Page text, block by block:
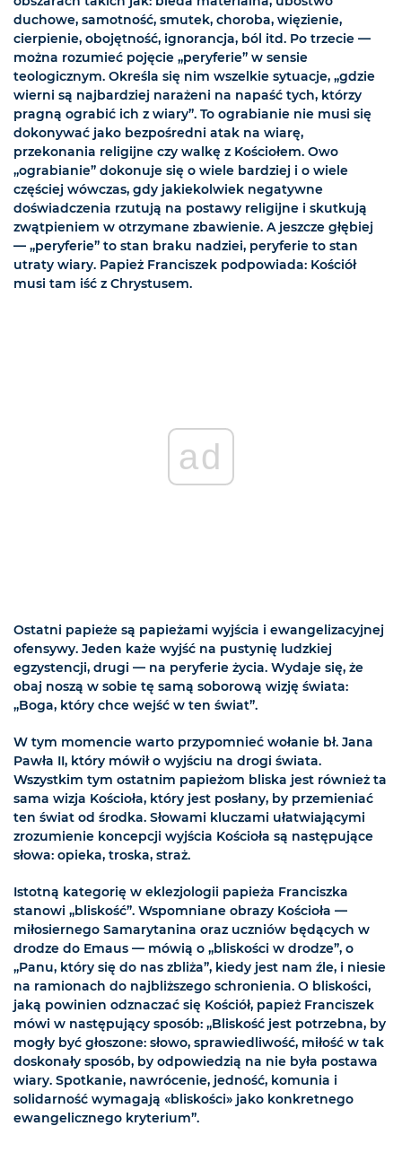
duchowe, samotność, smutek, choroba, więzienie,
cierpienie, obojętność, ignorancja, ból itd. Po trzecie —
można rozumieć pojęcie „peryferie” w sensie
teologicznym. Określa się nim wszelkie sytuacje, „gdzie
wierni są najbardziej narażeni na napaść tych, którzy
pragną ograbić ich z wiary”. To ograbianie nie musi się
dokonywać jako bezpośredni atak na wiarę,
przekonania religijne czy walkę z Kościołem. Owo
„ograbianie” dokonuje się o wiele bardziej i o wiele
częściej wówczas, gdy jakiekolwiek negatywne
doświadczenia rzutują na postawy religijne i skutkują
zwątpieniem w otrzymane zbawienie. A jeszcze głębiej
— „peryferie” to stan braku nadziei, peryferie to stan
utraty wiary. Papież Franciszek podpowiada: Kościół
musi tam iść z Chrystusem.
ad
Ostatni papieże są papieżami wyjścia i ewangelizacyjnej
ofensywy. Jeden każe wyjść na pustynię ludzkiej
egzystencji, drugi — na peryferie życia. Wydaje się, że
obaj noszą w sobie tę samą soborową wizję świata:
„Boga, który chce wejść w ten świat”.
W tym momencie warto przypomnieć wołanie bł. Jana
Pawła II, który mówił o wyjściu na drogi świata.
Wszystkim tym ostatnim papieżom bliska jest również ta
sama wizja Kościoła, który jest posłany, by przemieniać
ten świat od środka. Słowami kluczami ułatwiającymi
zrozumienie koncepcji wyjścia Kościoła są następujące
słowa: opieka, troska, straż.
Istotną kategorię w eklezjologii papieża Franciszka
stanowi „bliskość”. Wspomniane obrazy Kościoła —
miłosiernego Samarytanina oraz uczniów będących w
drodze do Emaus — mówią o „bliskości w drodze”, o
„Panu, który się do nas zbliża”, kiedy jest nam źle, i niesie
na ramionach do najbliższego schronienia. O bliskości,
jaką powinien odznaczać się Kościół, papież Franciszek
mówi w następujący sposób: „Bliskość jest potrzebna, by
mogły być głoszone: słowo, sprawiedliwość, miłość w tak
doskonały sposób, by odpowiedzią na nie była postawa
wiary. Spotkanie, nawrócenie, jedność, komunia i
solidarność wymagają «bliskości» jako konkretnego
ewangelicznego kryterium”.